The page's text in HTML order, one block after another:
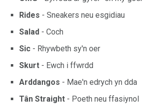
Rides - Sneakers neu esgidiau
Salad - Coch
Sic - Rhywbeth sy'n oer
Skurt - Ewch i ffwrdd
Arddangos - Mae'n edrych yn dda
Tân Straight - Poeth neu ffasiynol